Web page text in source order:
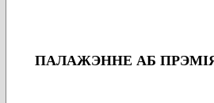
ПАЛАЖЭННЕ АБ